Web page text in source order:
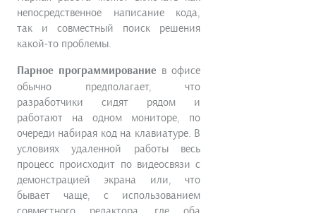
непосредственное написание кода,
так и совместный поиск решения
какой-то проблемы.
Парное программирование в офисе
обычно предполагает, что
разработчики сидят рядом и
работают на одном мониторе, по
очереди набирая код на клавиатуре. В
условиях удаленной работы весь
процесс происходит по видеосвязи с
демонстрацией экрана или, что
бывает чаще, с использованием